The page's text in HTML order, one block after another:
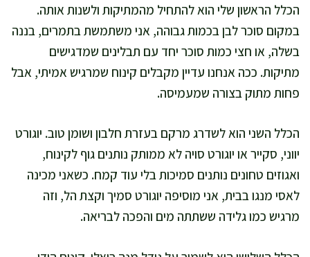
הכלל הראשון שלי הוא להתחיל מהמתיקות ולשנות אותה.
במקום סוכר לבן בכמות גבוהה, אני משתמשת בתמרים, בננה
בשלה, או חצי כמות סוכר יחד עם תבלינים שמדגישים
מתיקות. ככה אנחנו עדיין מקבלים קינוח שמרגיש אמיתי, אבל
פחות מתוק בצורה שמעמיסה.
הכלל השני הוא לשדרג מרקם בעזרת חלבון ושומן טוב. יוגורט
יווני, סקייר או יוגורט סויה לא ממותק נותנים גוף לקינוח,
ואגוזים טחונים נותנים סמיכות בלי עוד קמח. כשאני מכינה
לאסי מנגו בבית, אני מוסיפה יוגורט סמיך וקצת הל, וזה
מרגיש כמו גלידה ששתתה מים והפכה לבריאה.